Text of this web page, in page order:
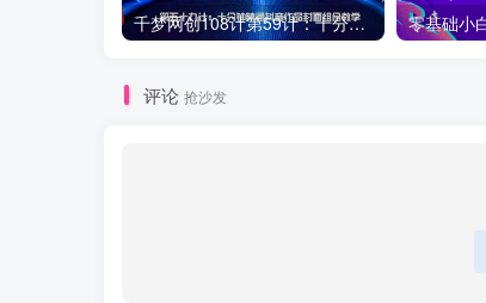
千梦网创108计第59计：十分钟精通抖音作品封面组合教学
评论 抢沙发